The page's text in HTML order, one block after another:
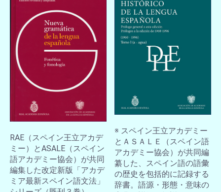
RAE（スペイン王立アカデ
ミー）とASALE（スペイン
語アカデミー協会）が共同
編集した改定新版「アカデ
ミア最新スペイン語文法」
※ スペイン王立アカデミー
とＡＳＡＬＥ（スペイン語
アカデミー協会）が共同編
纂した、スペイン語の語彙
の歴史を包括的に記録する
辞書。語源・形態・意味の